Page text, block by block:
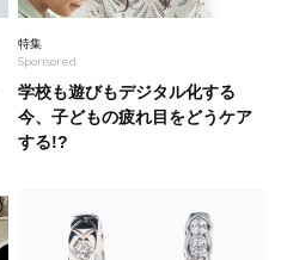
迷う40代へ】着るだけで体型が
『夏ワンピ』5選
れたら、そこは英国貴族の邸宅。
カールトン大阪」で叶える極上の
特集
Sponsored
学校も遊びもデジタル化する
今、子どもの疲れ目をどうケア
する!?